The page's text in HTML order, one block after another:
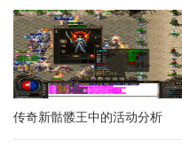
传奇新骷髅王中的活动分析